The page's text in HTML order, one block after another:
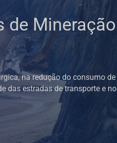
de Mineração
na redução do consumo de
das estradas de transporte e no